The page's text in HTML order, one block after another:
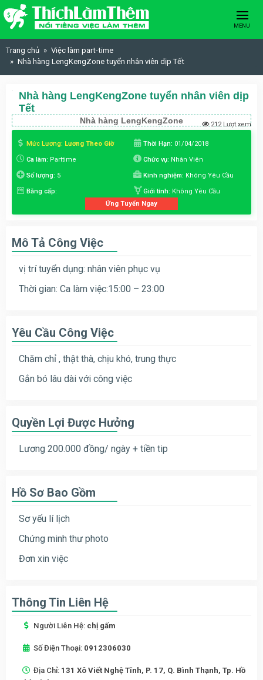
Skip to content
MENU
Trang chủ
Việc làm part-time
Nhà hàng LengKengZone tuyển nhân viên dịp Tết
Nhà hàng LengKengZone tuyển nhân viên dịp
Tết
Nhà hàng LengKengZone 212 Lượt xem
Mức Lương: Lương Theo Giờ Thời Hạn: 01/04/2018
Ca làm: Parttime Chức vụ: Nhân Viên
Số lượng: 5 Kinh nghiệm: Không Yêu Cầu
Bằng cấp: Giới tính: Không Yêu Cầu
Ứng Tuyển Ngay
Mô Tả Công Việc
vị trí tuyển dụng: nhân viên phục vụ
Thời gian: Ca làm việc:15:00 – 23:00
Yêu Cầu Công Việc
Chăm chỉ , thật thà, chịu khó, trung thực
Gắn bó lâu dài với công việc
Quyền Lợi Được Hưởng
Lương 200.000 đồng/ ngày + tiền tip
Hồ Sơ Bao Gồm
Sơ yếu lí lịch
Chứng minh thư photo
Đơn xin việc
Thông Tin Liên Hệ
Người Liên Hệ: chị gấm
Số Điện Thoại: 0912306030
Địa Chỉ: 131 Xô Viết Nghệ Tĩnh, P. 17, Q. Bình Thạnh, Tp. Hồ